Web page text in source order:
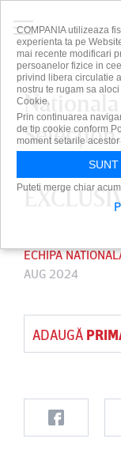
Naţionala
ECHIPA
AUG 2024
ADAUGĂ
COMPANIA utilizeaza
experienta ta pe
mai recente modificari
persoanelor fizice in
privind libera circulatie
nostru te rugam sa
Cookie.
Prin continuarea
de tip cookie conform
moment setarile
Puteti merge chiar